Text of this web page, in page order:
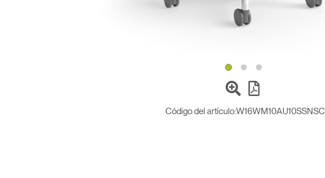
Código del artículo:W16WM10AU10SSNSC